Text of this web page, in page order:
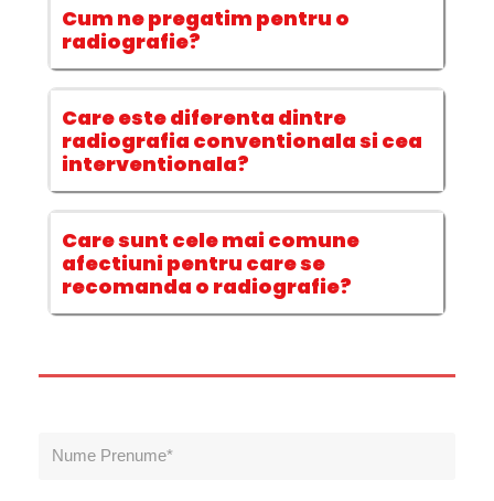
Cum ne pregatim pentru o
radiografie?
Care este diferenta dintre
radiografia conventionala si cea
interventionala?
Care sunt cele mai comune
afectiuni pentru care se
recomanda o radiografie?